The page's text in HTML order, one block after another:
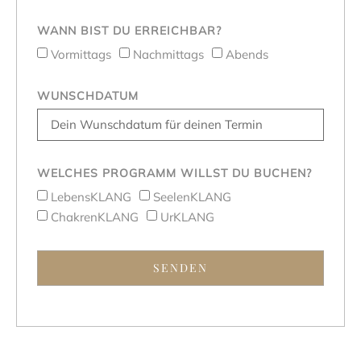
WANN BIST DU ERREICHBAR?
Vormittags Nachmittags Abends
WUNSCHDATUM
WELCHES PROGRAMM WILLST DU BUCHEN?
LebensKLANG
SeelenKLANG
ChakrenKLANG
UrKLANG
SENDEN